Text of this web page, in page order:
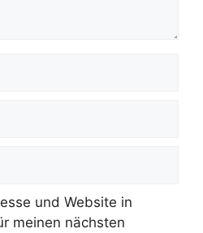
und Website in
meinen nächsten